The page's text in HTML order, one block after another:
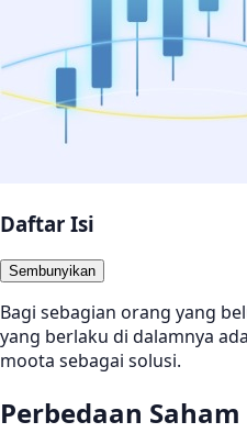
Daftar Isi
Sembunyikan
Bagi sebagian orang yang
yang berlaku di dalamnya
moota sebagai solusi.
Perbedaan